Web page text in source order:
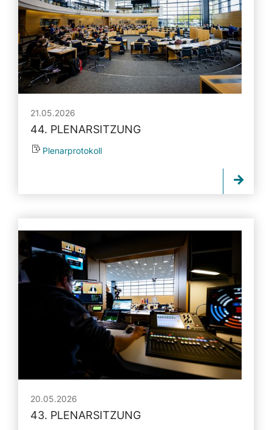
21.05.2026
44. PLENARSITZUNG
Plenarprotokoll
20.05.2026
43. PLENARSITZUNG